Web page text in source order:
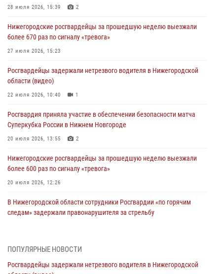
28 июля 2026, 15:39 2
Нижегородские росгвардейцы за прошедшую неделю выезжали
более 670 раз по сигналу «тревога»
27 июля 2026, 15:23
Росгвардейцы задержали нетрезвого водителя в Нижегородской
области (видео)
22 июля 2026, 10:40 1
Росгвардия приняла участие в обеспечении безопасности матча
Суперкубка России в Нижнем Новгороде
20 июля 2026, 13:55 2
Нижегородские росгвардейцы за прошедшую неделю выезжали
более 600 раз по сигналу «тревога»
20 июля 2026, 12:26
В Нижегородской области сотрудники Росгвардии «по горячим
следам» задержали правонарушителя за стрельбу
В Нижегородской области продолжаются мероприятия в рамках
16 июля 2026, 05:00
ПОПУЛЯРНЫЕ НОВОСТИ
Росгвардейцы задержали нетрезвого водителя в Нижегородской